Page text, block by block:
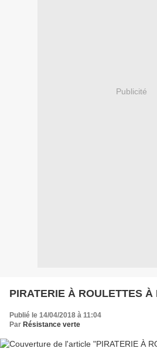
Publicité
PIRATERIE À ROULETTES À
Publié le 14/04/2018 à 11:04
Par Résistance verte